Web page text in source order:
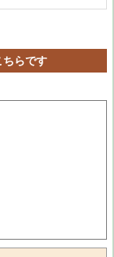
ちらです